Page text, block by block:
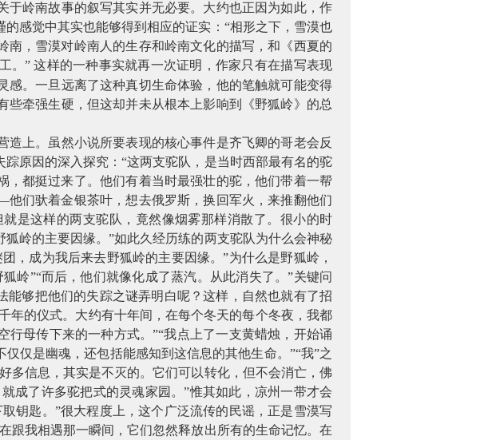
岭南故事的叙写其实并无必要。大约也正因为如此，作
感觉中其实也能够得到相应的证实：“相形之下，雪漠也
，雪漠对岭南人的生存和岭南文化的描写，和《西夏的
。” 这样的一种事实就再一次证明，作家只有在描写表现
感。一旦远离了这种真切生命体验，他的笔触就可能变得
牵强生硬，但这却并未从根本上影响到《野狐岭》的总
造上。虽然小说所要表现的核心事件是齐飞卿的哥老会反
原因的深入探究：“这两支驼队，是当时西部最有名的驼
都挺过来了。他们有着当时最强壮的驼，他们带着一帮
们驮着金银茶叶，想去俄罗斯，换回军火，来推翻他们
是这样的两支驼队，竟然像烟雾那样消散了。很小的时
岭的主要因缘。”如此久经历练的两支驼队为什么会神秘
，成为我后来去野狐岭的主要因缘。”为什么是野狐岭，
岭”“而后，他们就像化成了蒸汽。从此消失了。”关键问
够把他们的失踪之谜弄明白呢？这样，自然也就有了招
年的仪式。大约有十年间，在每个冬天的每个冬夜，我都
母传下来的一种方式。”“我点上了一支黄蜡烛，开始诵
仅是幽魂，还包括能感知到这信息的其他生命。”“我”之
多信息，其实是不灭的。它们可以转化，但不会消亡，佛
成了许多驼把式的灵魂家园。”惟其如此，凉州一带才会
钥匙。”很大程度上，这个广泛流传的民谣，正是雪漠写
跟我相遇那一瞬间，它们忽然释放出所有的生命记忆。在